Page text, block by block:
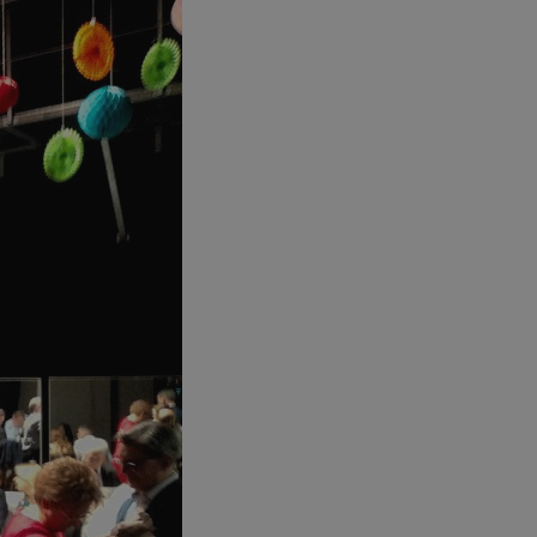
sesji.
sesji.
sesji.
ludzi i
internetowej,
raportów
internetowej.
identyfikatora
do usług
użytkownik
lub reklamy.
o zgodzie
dotyczących
z witryny.
prywatności
przestrzeganie